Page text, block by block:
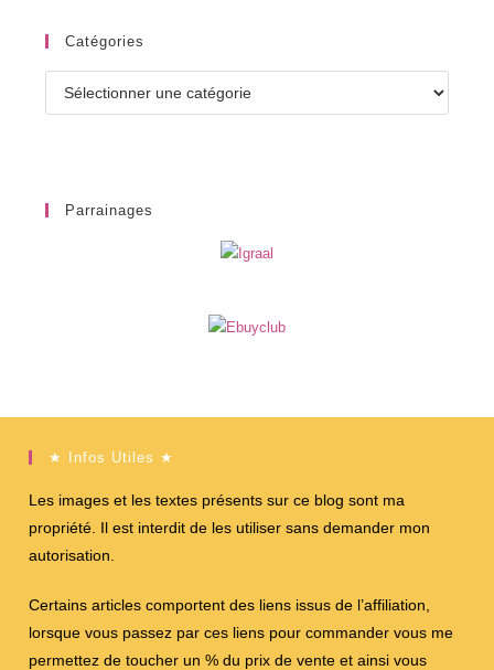
Catégories
Parrainages
★ Infos Utiles ★
Les images et les textes présents sur ce blog sont ma
propriété. Il est interdit de les utiliser sans demander mon
autorisation.
Certains articles comportent des liens issus de l’affiliation,
lorsque vous passez par ces liens pour commander vous me
permettez de toucher un % du prix de vente et ainsi vous